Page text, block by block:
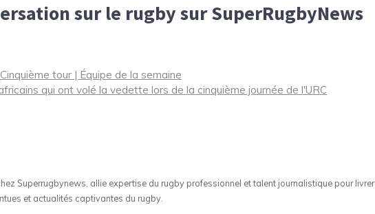
sur le rugby sur SuperRugbyNews
tour | Équipe de la semaine
qui ont volé la vedette lors de la cinquième journée de l'URC
Superrugbynews, allie expertise du rugby professionnel et talent journalistique pour livrer
et actualités captivantes du rugby.